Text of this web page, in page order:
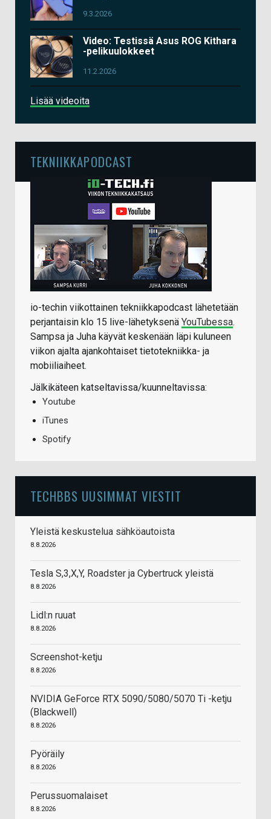
9.3.2026
Video: Testissä Asus ROG Kithara
-pelikuulokkeet
11.2.2026
Lisää videoita
TEKNIIKKAPODCAST
io-techin viikottainen tekniikkapodcast lähetetään
perjantaisin klo 15 live-lähetyksenä YouTubessa.
Sampsa ja Juha käyvät keskenään läpi kuluneen
viikon ajalta ajankohtaiset tietotekniikka- ja
mobiiliaiheet.
Jälkikäteen katseltavissa/kuunneltavissa:
Youtube
iTunes
Spotify
TECHBBS UUSIMMAT VIESTIT
Yleistä keskustelua sähköautoista
8.8.2026
Tesla S,3,X,Y, Roadster ja Cybertruck yleistä
8.8.2026
Lidl:n ruuat
8.8.2026
Screenshot-ketju
8.8.2026
NVIDIA GeForce RTX 5090/5080/5070 Ti -ketju
(Blackwell)
8.8.2026
Pyöräily
8.8.2026
Perussuomalaiset
8.8.2026